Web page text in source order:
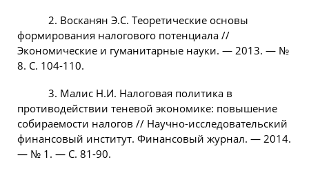
2. Восканян Э.С. Теоретические основы
формирования налогового потенциала //
Экономические и гуманитарные науки. — 2013. — №
8. C. 104-110.
3. Малис Н.И. Налоговая политика в
противодействии теневой экономике: повышение
собираемости налогов // Научно-исследовательский
финансовый институт. Финансовый журнал. — 2014.
— № 1. — С. 81-90.